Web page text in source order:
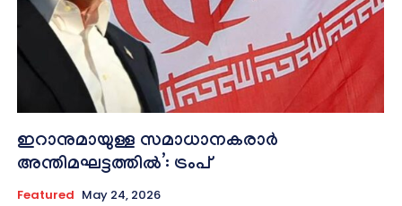
ഇറാനുമായുള്ള സമാധാനകരാർ
അന്തിമഘട്ടത്തിൽ‌’: ട്രംപ്
Featured May 24, 2026